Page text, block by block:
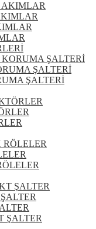
AKIMLAR
ŞALTERİ
ŞALTERİ
ŞALTERİ
RÖLELER
ŞALTER
ŞALTER